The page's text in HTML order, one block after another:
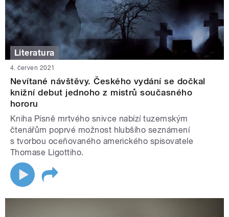
Literatura
4. červen 2021
Nevítané návštěvy. Českého vydání se dočkal
knižní debut jednoho z mistrů současného
hororu
Kniha Písně mrtvého snivce nabízí tuzemským
čtenářům poprvé možnost hlubšího seznámení
s tvorbou oceňovaného amerického spisovatele
Thomase Ligottiho.